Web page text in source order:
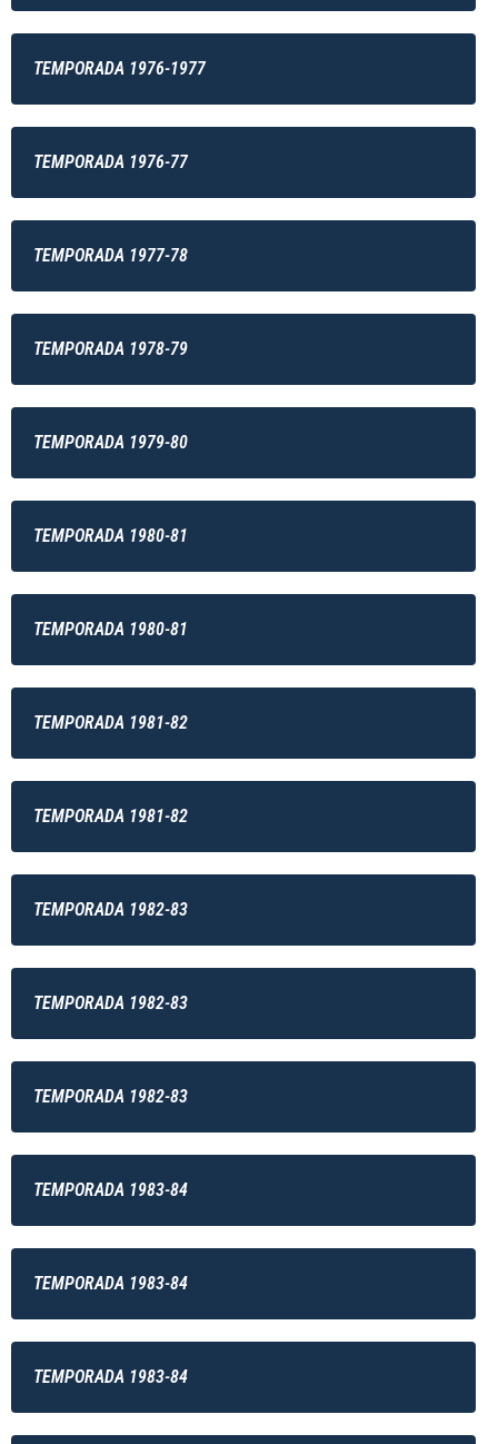
TEMPORADA 1976-1977
TEMPORADA 1976-77
TEMPORADA 1977-78
TEMPORADA 1978-79
TEMPORADA 1979-80
TEMPORADA 1980-81
TEMPORADA 1980-81
TEMPORADA 1981-82
TEMPORADA 1981-82
TEMPORADA 1982-83
TEMPORADA 1982-83
TEMPORADA 1982-83
TEMPORADA 1983-84
TEMPORADA 1983-84
TEMPORADA 1983-84